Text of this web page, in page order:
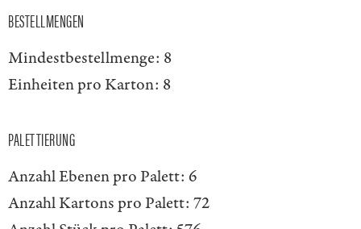
BESTELLMENGEN
Mindestbestellmenge: 8
Einheiten pro Karton: 8
PALETTIERUNG
Anzahl Ebenen pro Palett: 6
Anzahl Kartons pro Palett: 72